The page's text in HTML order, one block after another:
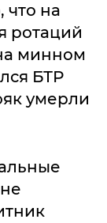
что на
ротаций
минном
БТР
умерли